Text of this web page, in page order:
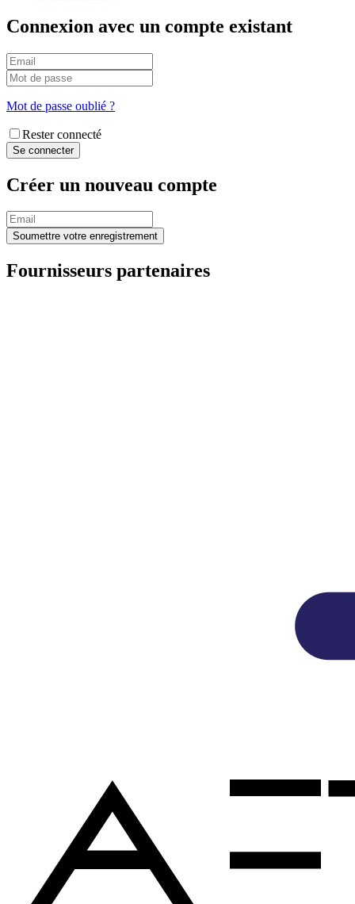
Connexion avec un compte existant
Mot de passe oublié ?
Rester connecté
Créer un nouveau compte
Fournisseurs partenaires